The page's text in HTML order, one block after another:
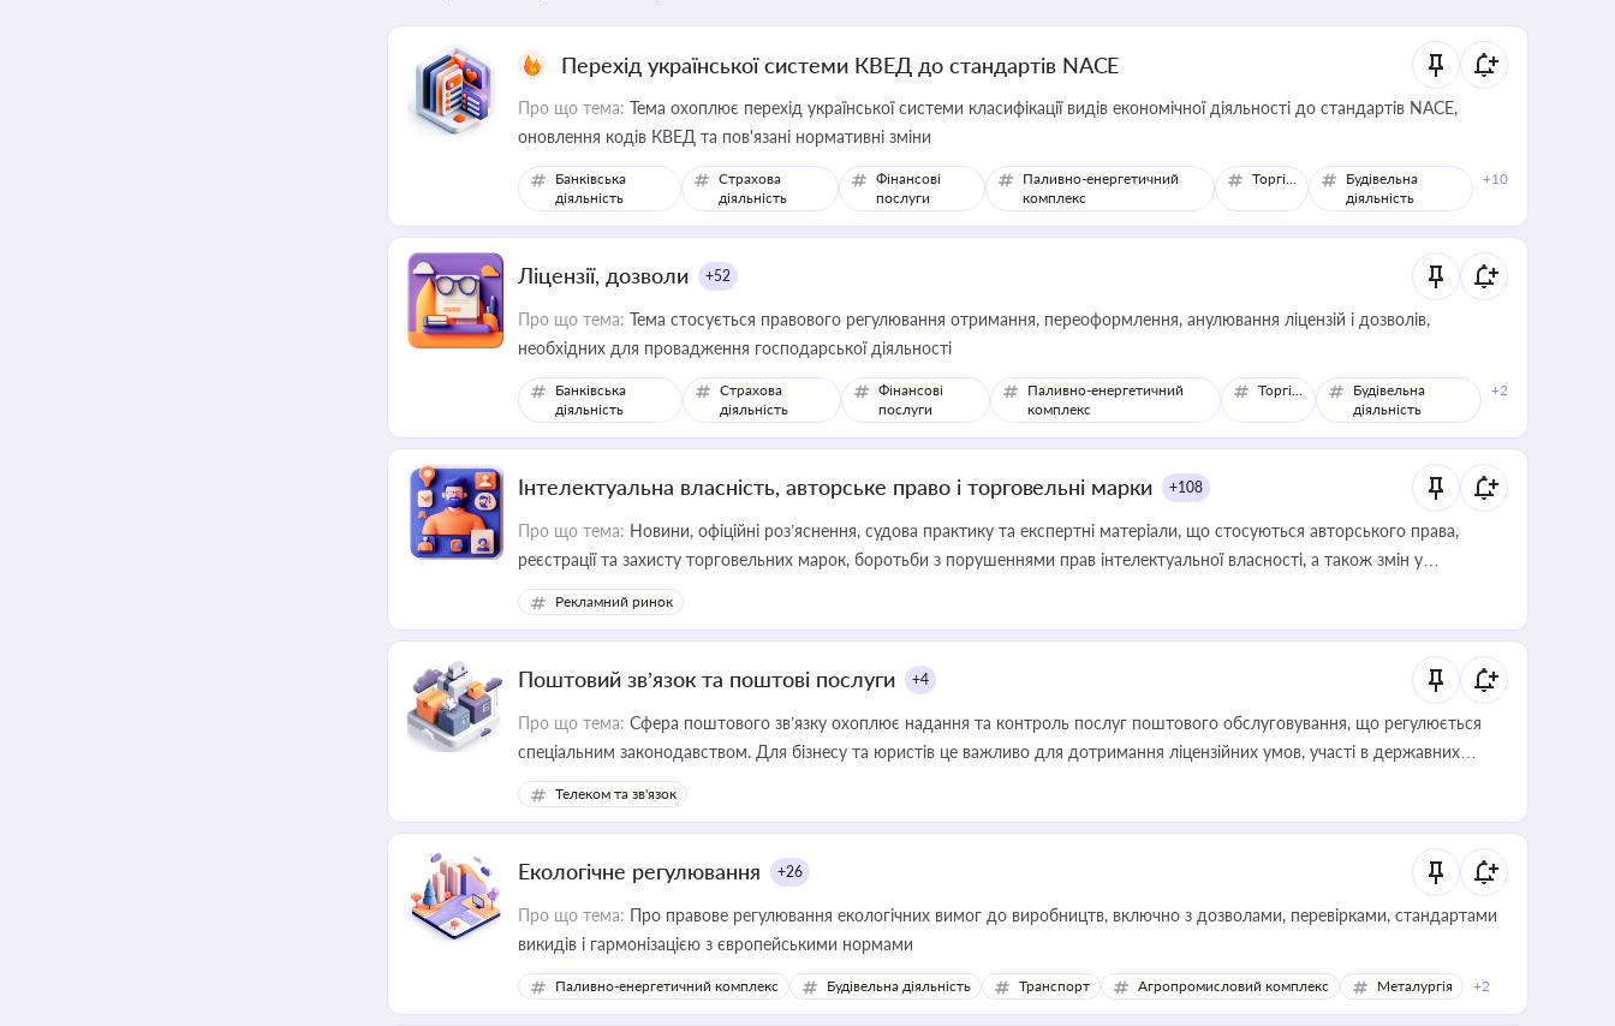
Перехід української системи КВЕД до стандартів NACE
Про що тема: Тема охоплює перехід української системи класифікації видів економічної діяльності до стандартів NACE,
оновлення кодів КВЕД та пов'язані нормативні зміни
Банківська
діяльність
Страхова
діяльність
Фінансові
послуги
Паливно-енергетичний
комплекс
Торгівля
Будівельна
діяльність
+10
Ліцензії, дозволи +52
Про що тема: Тема стосується правового регулювання отримання, переоформлення, анулювання ліцензій і дозволів,
необхідних для провадження господарської діяльності
Банківська
діяльність
Страхова
діяльність
Фінансові
послуги
Паливно-енергетичний
комплекс
Торгівля
Будівельна
діяльність
+2
Інтелектуальна власність, авторське право і торговельні марки +108
Про що тема: Новини, офіційні роз’яснення, судова практику та експертні матеріали, що стосуються авторського права,
реєстрації та захисту торговельних марок, боротьби з порушеннями прав інтелектуальної власності, а також змін у
законодавстві у цій сфері
Рекламний ринок
Поштовий зв’язок та поштові послуги +4
Про що тема: Сфера поштового зв’язку охоплює надання та контроль послуг поштового обслуговування, що регулюється
спеціальним законодавством. Для бізнесу та юристів це важливо для дотримання ліцензійних умов, участі в державних
реєстрах і забезпечення прав споживачів.
Телеком та зв'язок
Екологічне регулювання +26
Про що тема: Про правове регулювання екологічних вимог до виробництв, включно з дозволами, перевірками, стандартами
викидів і гармонізацією з європейськими нормами
Паливно-енергетичний комплекс Будівельна діяльність Транспорт Агропромисловий комплекс Металургія +2